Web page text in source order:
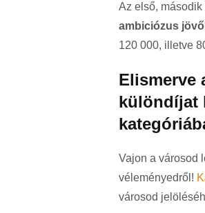
Az első,
ambiciózus
120 000, illetve
Elismerve
különdíjat
Vajon a városod
véleményedről!
városod